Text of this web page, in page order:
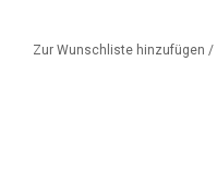
Zur Wunschliste hinzufügen /